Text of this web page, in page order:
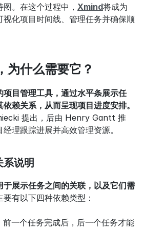
。在这个过程中， Xmind将成为
视化项目时间线、管理任务并确保顺
为什么需要它？
项目管理工具，通过水平条展示任
赖关系，从而呈现项目进度安排。
提出，后由 Henry Gantt 推
理跟踪进展并高效管理资源。
说明
于展示任务之间的关联，以及它们需
要有以下四种依赖类型：
前一个任务完成后，后一个任务才能